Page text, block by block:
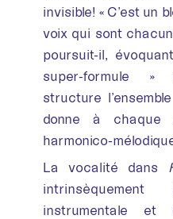
invisible! « C’est un
voix qui sont
poursuit-il,
super-formule »
structure
donne à chaque
harmonico-
La vocalité dans
instrumentale